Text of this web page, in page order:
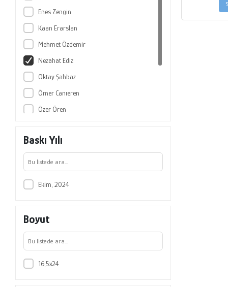
Enes Zengin
Kaan Erarslan
Mehmet Özdemir
Nezahat Ediz
Oktay Şahbaz
Ömer Canıeren
Özer Ören
Sunay Beyhan
Uğur Demir
Yaşar Kasap
Baskı Yılı
Ekim, 2024
Boyut
16,5x24